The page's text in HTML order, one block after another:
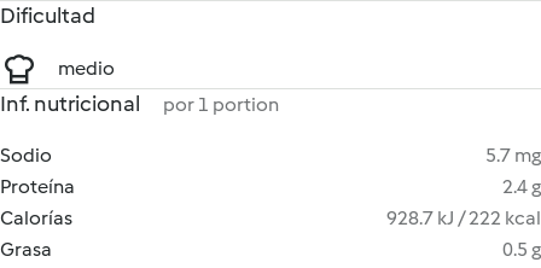
Dificultad
medio
Inf. nutricional por 1 portion
Sodio
5.7 mg
Proteína
2.4 g
Calorías
928.7 kJ / 222 kcal
Grasa
0.5 g